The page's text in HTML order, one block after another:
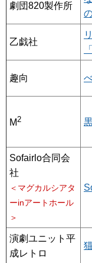
劇団820製作所
乙戯社
趣向
M2
Sofairlo合同会
社
＜マグカルシアタ
ーinアートホール
＞
演劇ユニット平
成レトロ